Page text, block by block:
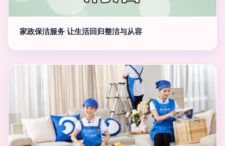
家政保洁服务 让生活回归整洁与从容